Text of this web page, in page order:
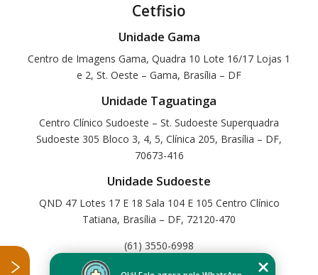
Cetfisio
Unidade Gama
Centro de Imagens Gama, Quadra 10 Lote 16/17 Lojas 1
e 2, St. Oeste – Gama, Brasília – DF
Unidade Taguatinga
Centro Clínico Sudoeste – St. Sudoeste Superquadra
Sudoeste 305 Bloco 3, 4, 5, Clínica 205, Brasília – DF,
70673-416
Unidade Sudoeste
QND 47 Lotes 17 E 18 Sala 104 E 105 Centro Clínico
Tatiana, Brasília – DF, 72120-470
(61) 3550-6998